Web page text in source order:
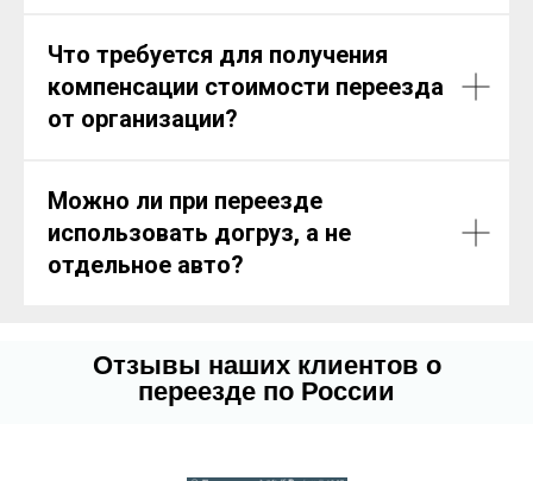
Что требуется для получения
компенсации стоимости переезда
от организации?
Можно ли при переезде
использовать догруз, а не
отдельное авто?
Отзывы наших клиентов о
переезде по России